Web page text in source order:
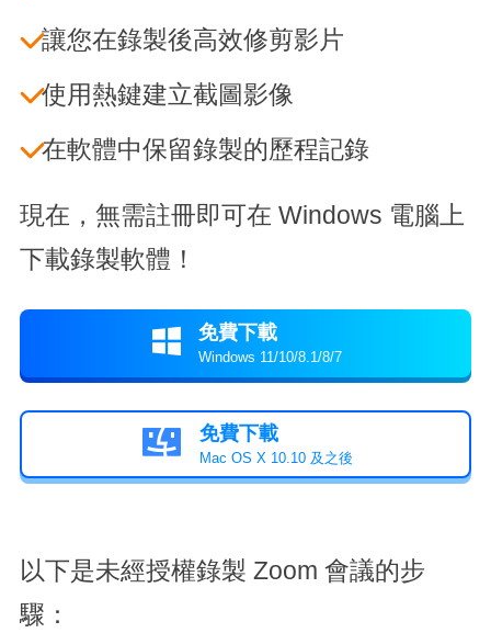
讓您在錄製後高效修剪影片
使用熱鍵建立截圖影像
在軟體中保留錄製的歷程記錄
現在，無需註冊即可在 Windows 電腦上
下載錄製軟體！
 免費下載
Windows 11/10/8.1/8/7
 免費下載
Mac OS X 10.10 及之後
以下是未經授權錄製 Zoom 會議的步
驟：